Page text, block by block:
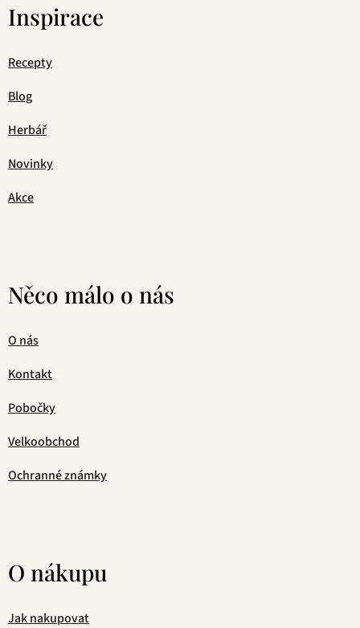
Inspirace
Recepty
Blog
Herbář
Novinky
Akce
Něco málo o nás
O nás
Kontakt
Pobočky
Velkoobchod
Ochranné známky
O nákupu
Jak nakupovat